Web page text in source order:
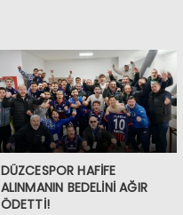
DÜZCESPOR HAFİFE
ALINMANIN BEDELİNİ AĞIR
ÖDETTİ!